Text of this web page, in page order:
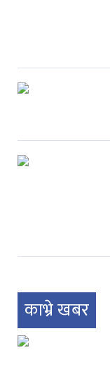
काभ्रे खबर